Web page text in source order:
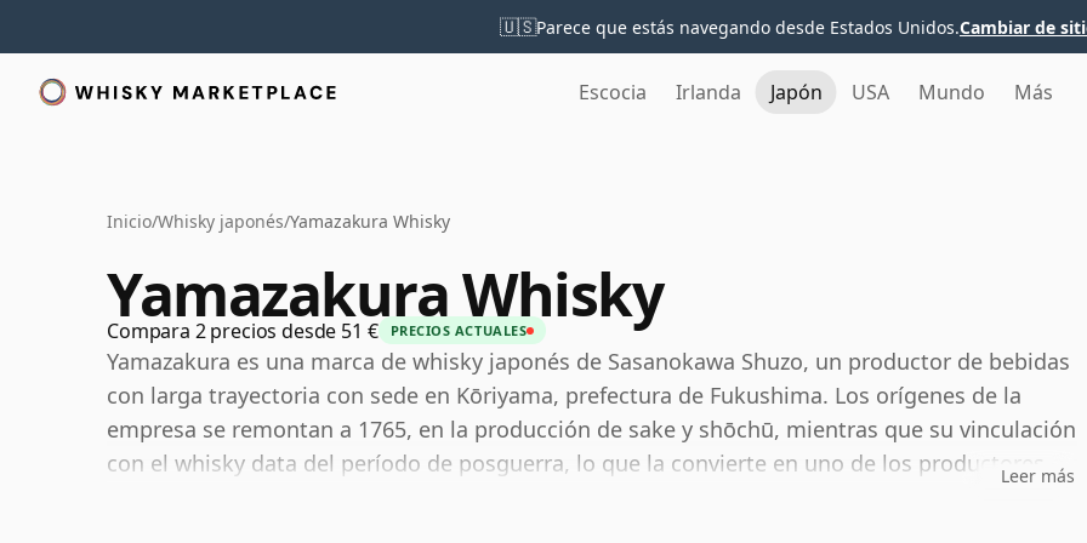
🇺🇸Parece que estás navegando desde Estados Unidos.Cambiar de
Escocia Irlanda Japón USA Mundo Más
Inicio/Whisky japonés/Yamazakura Whisky
Yamazakura Whisky
Compara 2 precios desde 51 € PRECIOS ACTUALES
Yamazakura es una marca de whisky japonés de Sasanokawa Shuzo, un productor de bebidas
con larga trayectoria con sede en Kōriyama, prefectura de Fukushima. Los orígenes de la
empresa se remontan a 1765, en la producción de sake y shōchū, mientras que su vinculación
con el whisky data del período de posguerra, lo que la convierte en uno de los productoresLeer más